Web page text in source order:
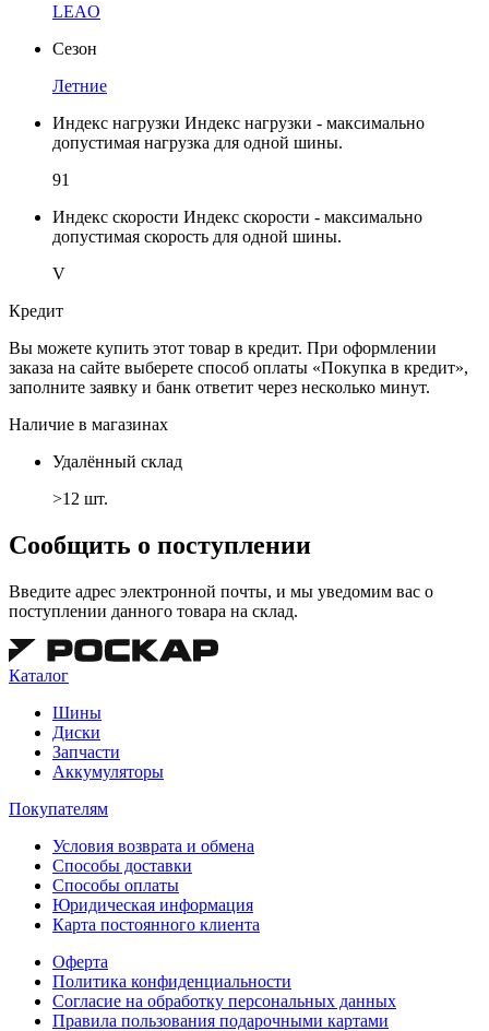
LEAO
Сезон
Летние
Индекс нагрузки Индекс нагрузки - максимально
допустимая нагрузка для одной шины.
91
Индекс скорости Индекс скорости - максимально
допустимая скорость для одной шины.
V
Кредит
Вы можете купить этот товар в кредит. При оформлении
заказа на сайте выберете способ оплаты «Покупка в кредит»,
заполните заявку и банк ответит через несколько минут.
Наличие в магазинах
Удалённый склад
>12 шт.
Сообщить о поступлении
Введите адрес электронной почты, и мы уведомим вас о
поступлении данного товара на склад.
Каталог
Шины
Диски
Запчасти
Аккумуляторы
Покупателям
Условия возврата и обмена
Способы доставки
Способы оплаты
Юридическая информация
Карта постоянного клиента
Оферта
Политика конфиденциальности
Согласие на обработку персональных данных
Правила пользования подарочными картами